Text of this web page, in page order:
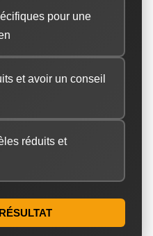
pour une
et avoir un conseil
réduits et